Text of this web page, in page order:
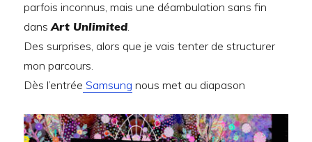
parfois inconnus, mais une déambulation sans fin
dansArt Unlimited
Des surprises, alors que je vais tenter de structurer
mon parcours.
Dès l’entrée Samsung nous met au diapason